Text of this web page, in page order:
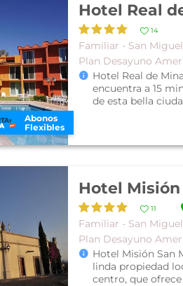
Abonos
Flexibles
Hotel Real
14
Familiar - San
Plan Desayuno
Hotel Real de
encuentra a 15
de esta bella
Hotel
11
Familiar - San
Plan Desayuno
Hotel Misión San
linda propiedad
centro, que